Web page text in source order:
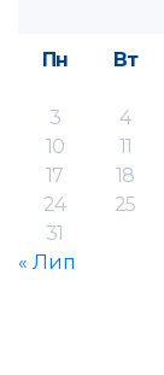
Пн
Вт
3
4
10
11
17
18
24
25
31
« Лип